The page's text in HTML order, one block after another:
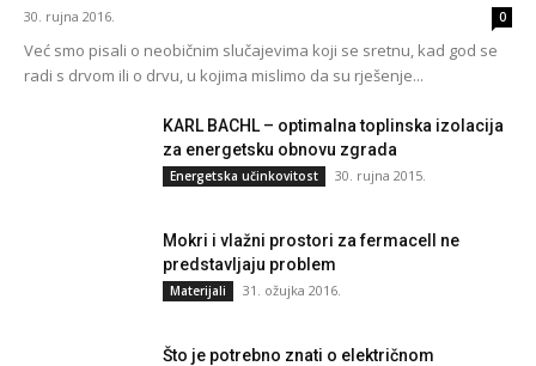
30. rujna 2016. 0
Već smo pisali o neobičnim slučajevima koji se sretnu, kad god se
radi s drvom ili o drvu, u kojima mislimo da su rješenje...
KARL BACHL – optimalna toplinska izolacija
za energetsku obnovu zgrada
Energetska učinkovitost 30. rujna 2015.
Mokri i vlažni prostori za fermacell ne
predstavljaju problem
Materijali 31. ožujka 2016.
Što je potrebno znati o električnom